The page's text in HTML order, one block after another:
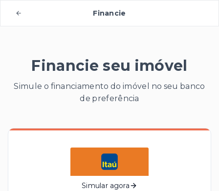
Financie
Financie seu imóvel
Simule o financiamento do imóvel no seu banco
de preferência
Simular agora